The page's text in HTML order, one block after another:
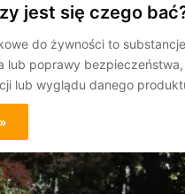
jest się czego
do żywności to
lub poprawy
lub wyglądu danego